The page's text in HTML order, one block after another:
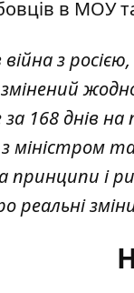
в МОУ
війна з
168 днів на
міністром
принципи і
реальні